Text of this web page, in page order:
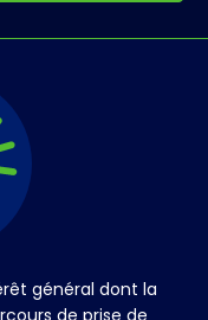
général dont la
de prise de